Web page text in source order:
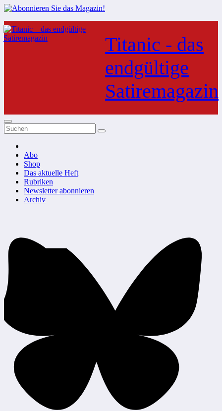
Zum
Inhalt
springen
Titanic - das
endgültige
Satiremagazin
Abo
Shop
Das aktuelle Heft
Rubriken
Newsletter abonnieren
Archiv